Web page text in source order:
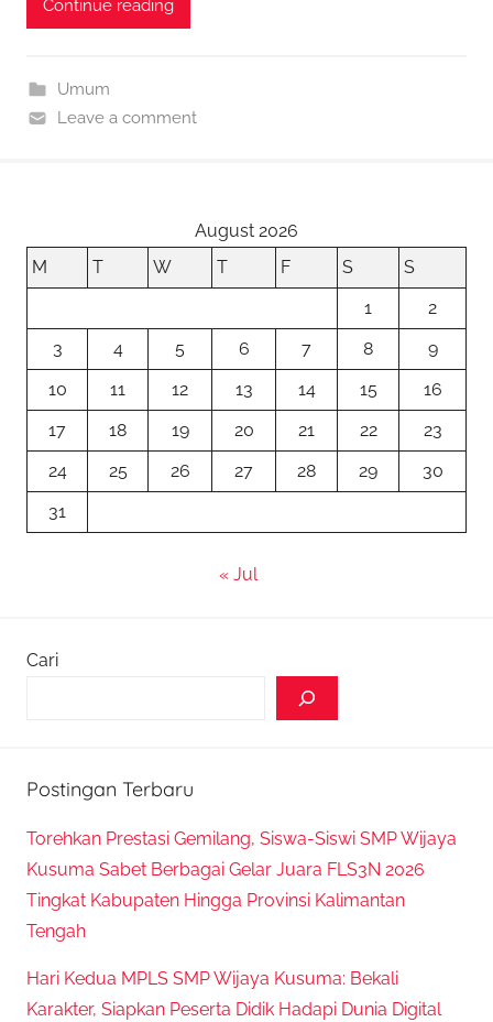
c
b
o
to
n
ai
Continue reading
Umum
Leave a comment
August 2026
M
T W T F S
S
1
2
3
4 5 6 7 8
9
10
11 12 13 14 15
16
17
18 19 20 21 22
23
24
25 26 27 28 29
30
31
« Jul
Cari
Postingan Terbaru
Torehkan Prestasi Gemilang, Siswa-Siswi SMP Wijaya
Kusuma Sabet Berbagai Gelar Juara FLS3N 2026
Tingkat Kabupaten Hingga Provinsi Kalimantan
Tengah
Hari Kedua MPLS SMP Wijaya Kusuma: Bekali
Karakter, Siapkan Peserta Didik Hadapi Dunia Digital